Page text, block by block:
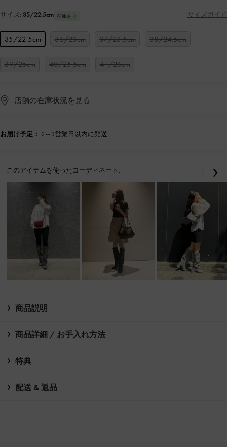
サイズ: 35/22.5cm 在庫あり サイズガイド
35/22.5cm 36/23cm 37/23.5cm 38/24.5cm
39/25cm 40/25.5cm 41/26cm
店舗の在庫状況を見る
お届け予定： 2～3営業日以内に発送
このアイテムを使ったコーディネート: 戻る
商品説明
商品詳細 / お手入れ方法
特典
配送 & 返品